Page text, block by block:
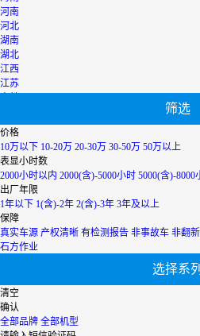
河南
河北
湖南
湖北
江西
江苏
宁夏
内蒙古
青海
上海
陕西
山西
山东
四川
天津
台湾
新疆
香港
云南
浙江
筛选
价格
10万以下 10-20万 20-30万 30-50万 50万以上
表显小时数
2000小时以内 2000(含)-5000小时 5000(含)-8000
出厂年限
1年以下 1(含)-2年 2(含)-3年 3年及以上
保障
真实车源 产权清晰 有检测报告 非事故车 非翻
石方作业
选择系列
清空
确认
全部品牌 全部机型